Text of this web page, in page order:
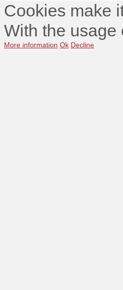
Cookies make
With the usage
More information Ok Decline